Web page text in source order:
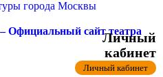
города Москвы
Официальный сайт театра
Личный
кабинет
Личный кабинет